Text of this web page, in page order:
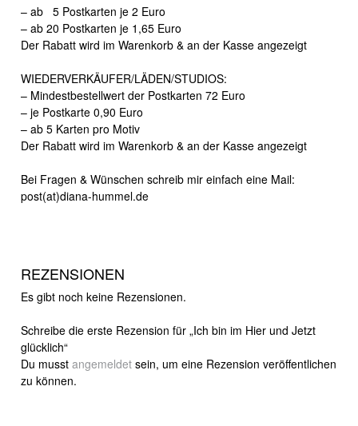
– ab 5 Postkarten je 2 Euro
– ab 20 Postkarten je 1,65 Euro
Der Rabatt wird im Warenkorb & an der Kasse angezeigt
WIEDERVERKÄUFER/LÄDEN/STUDIOS:
– Mindestbestellwert der Postkarten 72 Euro
– je Postkarte 0,90 Euro
– ab 5 Karten pro Motiv
Der Rabatt wird im Warenkorb & an der Kasse angezeigt
Bei Fragen & Wünschen schreib mir einfach eine Mail:
post(at)diana-hummel.de
REZENSIONEN
Es gibt noch keine Rezensionen.
Schreibe die erste Rezension für „Ich bin im Hier und Jetzt
glücklich“
Du musstangemeldet sein, um eine Rezension veröffentlichen
zu können.